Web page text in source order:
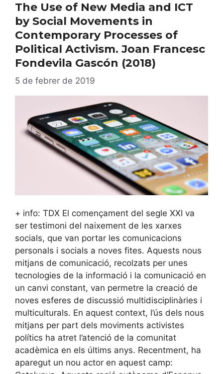
The Use of New Media and ICT
by Social Movements in
Contemporary Processes of
Political Activism. Joan Francesc
Fondevila Gascón (2018)
5 de febrer de 2019
+ info: TDX El començament del segle XXI va
ser testimoni del naixement de les xarxes
socials, que van portar les comunicacions
personals i socials a noves fites. Aquests nous
mitjans de comunicació, recolzats per unes
tecnologies de la informació i la comunicació en
un canvi constant, van permetre la creació de
noves esferes de discussió multidisciplinàries i
multiculturals. En aquest context, l’ús dels nous
mitjans per part dels moviments activistes
polítics ha atret l’atenció de la comunitat
acadèmica en els últims anys. Recentment, ha
aparegut un nou actor en aquest camp: